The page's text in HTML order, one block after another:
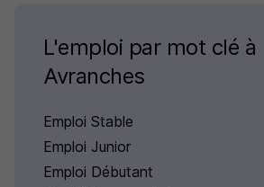
L'emploi par mot clé à
Avranches
Emploi Stable
Emploi Junior
Emploi Débutant